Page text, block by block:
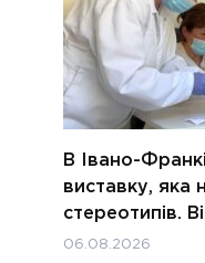
В Івано-
виставку, яка
стереотипів.
06.08.2026